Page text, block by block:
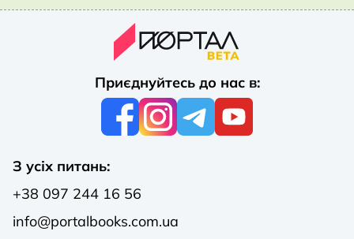
Приєднуйтесь до нас в:
З усіх питань:
+38 097 244 16 56
info@portalbooks.com.ua